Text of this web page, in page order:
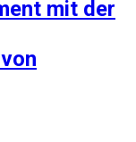
mit der